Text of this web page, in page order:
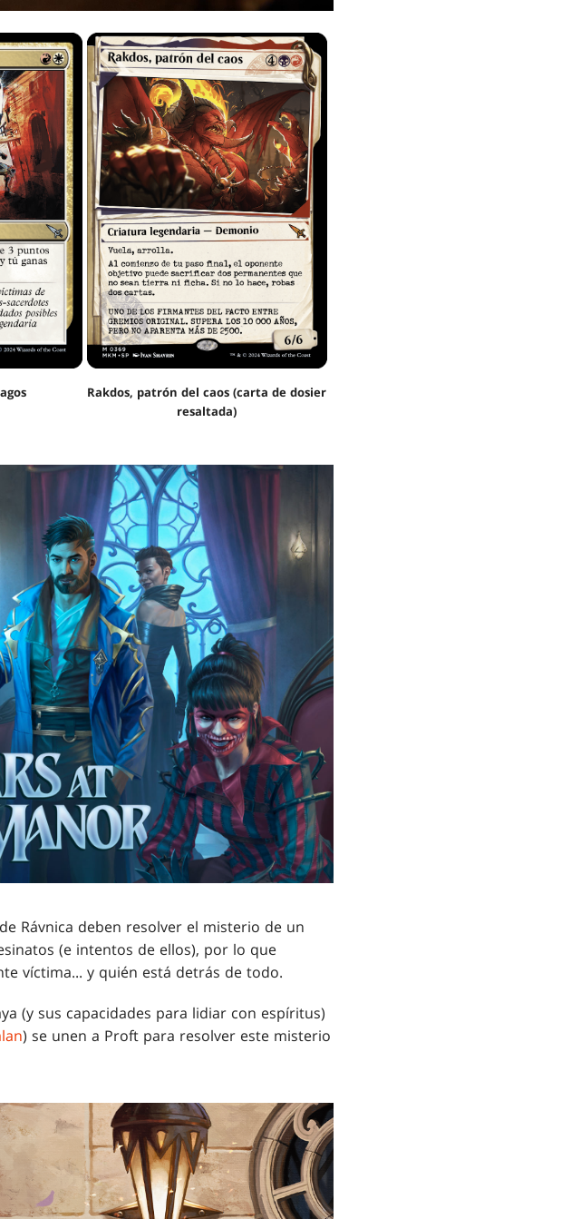
Rakdos, patrón del caos (carta de dosier
resaltada)
Rávnica deben resolver el misterio de un
(e intentos de ellos), por lo que
víctima... y quién está detrás de todo.
(y sus capacidades para lidiar con espíritus)
) se unen a Proft para resolver este misterio